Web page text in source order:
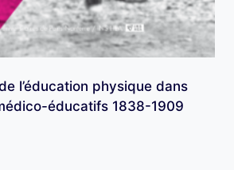
l’éducation physique dans
éducatifs 1838-1909